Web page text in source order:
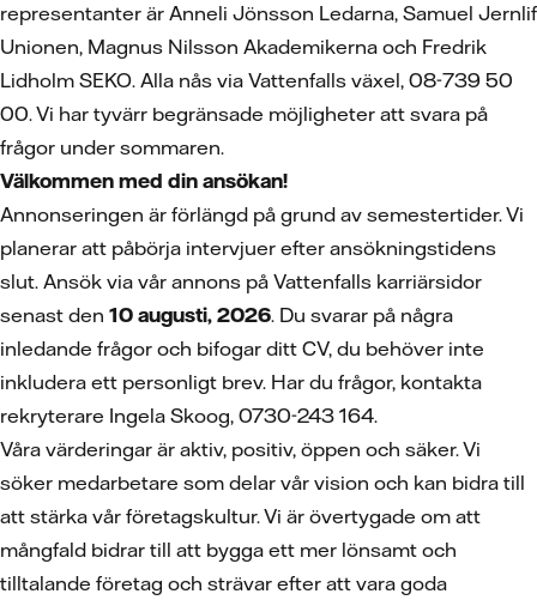
representanter är Anneli Jönsson Ledarna, Samuel Jernlif
Unionen, Magnus Nilsson Akademikerna och Fredrik
Lidholm SEKO. Alla nås via Vattenfalls växel, 08-739 50
00. Vi har tyvärr begränsade möjligheter att svara på
frågor under sommaren.
Välkommen med din ansökan!
Annonseringen är förlängd på grund av semestertider. Vi
planerar att påbörja intervjuer efter ansökningstidens
slut. Ansök via vår annons på Vattenfalls karriärsidor
senast den 10 augusti, 2026. Du svarar på några
inledande frågor och bifogar ditt CV, du behöver inte
inkludera ett personligt brev. Har du frågor, kontakta
rekryterare Ingela Skoog, 0730-243 164.
Våra värderingar är aktiv, positiv, öppen och säker. Vi
söker medarbetare som delar vår vision och kan bidra till
att stärka vår företagskultur. Vi är övertygade om att
mångfald bidrar till att bygga ett mer lönsamt och
tilltalande företag och strävar efter att vara goda